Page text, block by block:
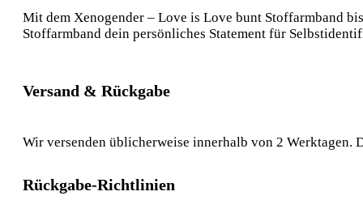
Mit dem Xenogender – Love is Love bunt Stoffarmband
Stoffarmband dein persönliches Statement für
Versand & Rückgabe
Wir versenden üblicherweise innerhalb von 2 Werktagen.
Rückgabe-Richtlinien